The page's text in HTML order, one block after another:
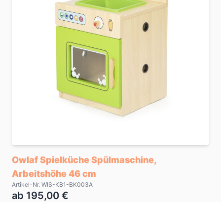
Owlaf Spielküche Spülmaschine,
Arbeitshöhe 46 cm
Artikel-Nr. WIS-KB1-BK003A
ab 195,00 €